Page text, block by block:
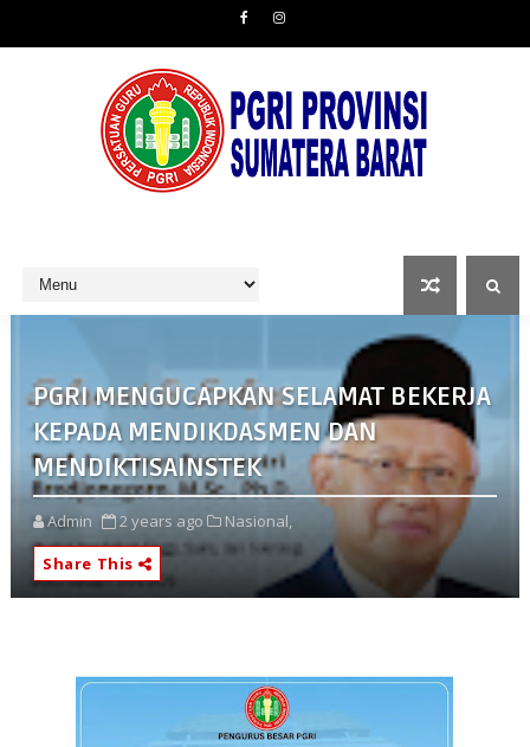
PGRI MENGUCAPKAN SELAMAT BEKERJA
KEPADA MENDIKDASMEN DAN
MENDIKTISAINSTEK
Admin 2 years ago
Nasional,
Share This